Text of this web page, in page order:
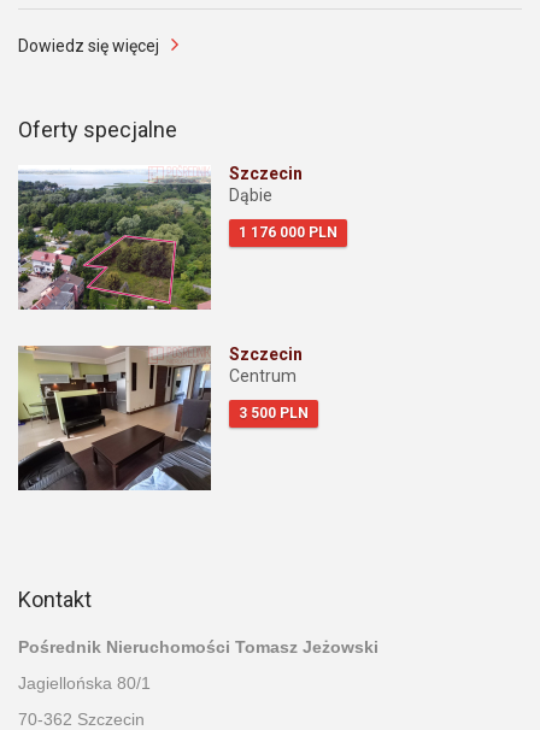
Dowiedz się więcej
Oferty specjalne
Szczecin
Dąbie
1 176 000 PLN
Szczecin
Centrum
3 500 PLN
Kontakt
Pośrednik Nieruchomości Tomasz Jeżowski
Jagiellońska 80/1
70-362 Szczecin